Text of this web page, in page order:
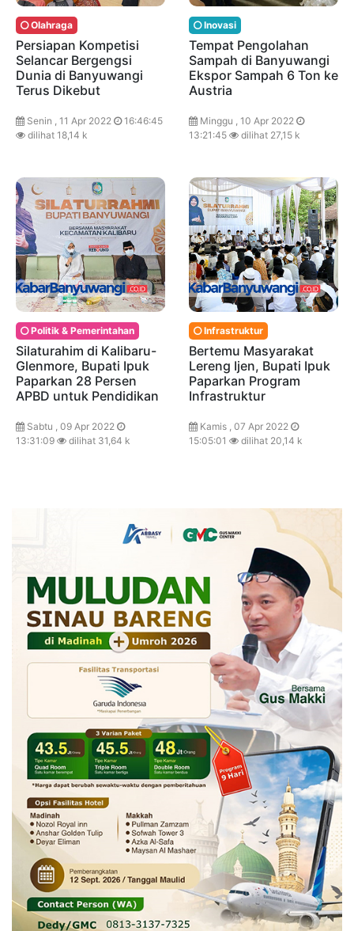
Olahraga
Persiapan Kompetisi
Selancar Bergengsi
Dunia di Banyuwangi
Terus Dikebut
Senin , 11 Apr 2022
16:46:45
dilihat 18,14 k
Inovasi
Tempat Pengolahan
Sampah di Banyuwangi
Ekspor Sampah 6 Ton ke
Austria
Minggu , 10 Apr 2022
13:21:45
dilihat 27,15 k
Politik & Pemerintahan
Silaturahim di Kalibaru-
Glenmore, Bupati Ipuk
Paparkan 28 Persen
APBD untuk Pendidikan
Sabtu , 09 Apr 2022
13:31:09
dilihat 31,64 k
Infrastruktur
Bertemu Masyarakat
Lereng Ijen, Bupati Ipuk
Paparkan Program
Infrastruktur
Kamis , 07 Apr 2022
15:05:01
dilihat 20,14 k